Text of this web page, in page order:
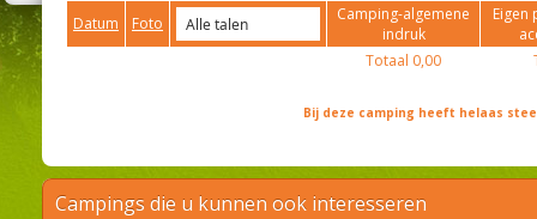
Datum
Foto
Camping-algemene
indruk
Eigen
Totaal 0,00
Bij deze camping heeft helaas
Campings die u kunnen ook interesseren